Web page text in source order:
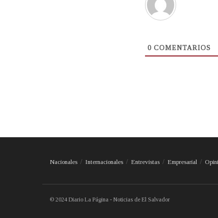
0 COMENTARIOS
Nacionales Internacionales Entrevistas Empresarial
© 2024 Diario La Página - Noticias de El Salvador